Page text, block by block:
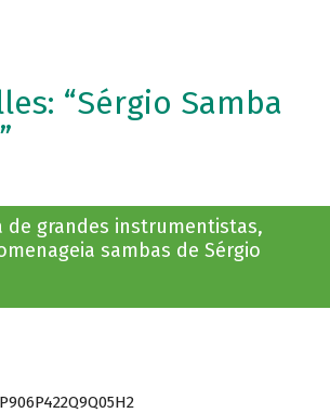
“Sérgio Samba
de grandes instrumentistas,
sambas de Sérgio